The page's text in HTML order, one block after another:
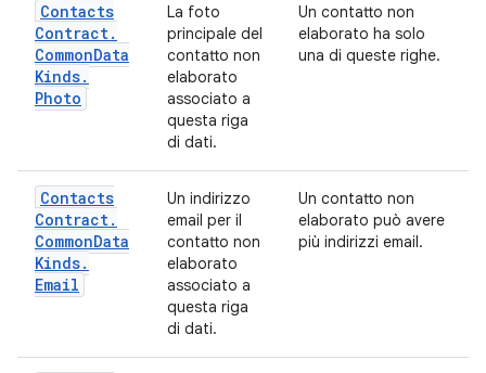
Contacts
Contract.
CommonData
Kinds.
Photo
La foto
principale del
contatto non
elaborato
associato a
questa riga
di dati.
Un contatto non
elaborato ha solo
una di queste righe.
Contacts
Contract.
CommonData
Kinds.
Email
Un indirizzo
email per il
contatto non
elaborato
associato a
questa riga
di dati.
Un contatto non
elaborato può avere
più indirizzi email.